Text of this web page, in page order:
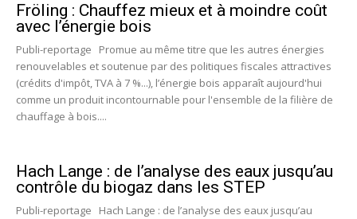
Fröling : Chauffez mieux et à moindre coût
avec l’énergie bois
Publi-reportage Promue au même titre que les autres énergies
renouvelables et soutenue par des politiques fiscales attractives
(crédits d'impôt, TVA à 7 %...), l’énergie bois apparaît aujourd'hui
comme un produit incontournable pour l'ensemble de la filière de
chauffage à bois....
Hach Lange : de l’analyse des eaux jusqu’au
contrôle du biogaz dans les STEP
Publi-reportage Hach Lange : de l’analyse des eaux jusqu’au